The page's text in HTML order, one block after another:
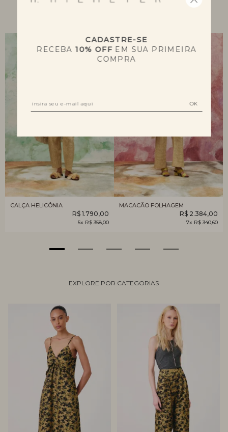
CALÇA HELICÔNIA
R$ 1.790,00
5x R$ 358,00
MACACÃO FOLHAGEM
R$ 2.384,00
7x R$ 340,60
EXPLORE POR CATEGORIAS
CADASTRE-SE
RECEBA10% OFFEM SUA PRIMEIRA
COMPRA